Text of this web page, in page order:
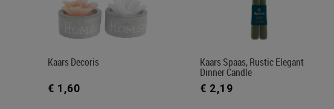
Kaars Decoris
€ 1,60
Kaars Spaas, Rustic Elegant
Dinner Candle
€ 2,19